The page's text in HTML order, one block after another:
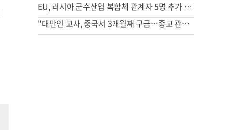
EU, 러시아 군수산업 복합체 관계자 5명 추가 제재
"대만인 교사, 중국서 3개월째 구금…종교 관련 가능성"